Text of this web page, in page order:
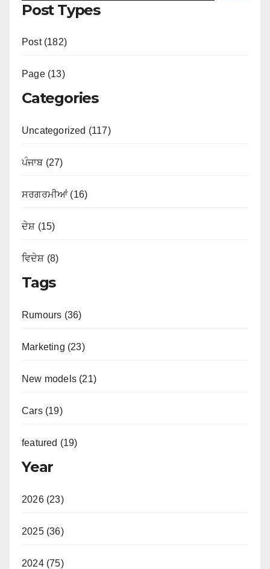
Post Types
Post (182)
Page (13)
Categories
Uncategorized (117)
ਪੰਜਾਬ (27)
ਸਰਗਰਮੀਆਂ (16)
ਦੇਸ਼ (15)
ਵਿਦੇਸ਼ (8)
Tags
Rumours (36)
Marketing (23)
New models (21)
Cars (19)
featured (19)
Year
2026 (23)
2025 (36)
2024 (75)